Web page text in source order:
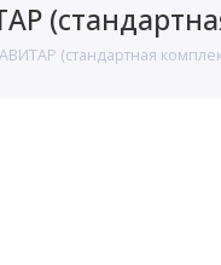
(стандартная